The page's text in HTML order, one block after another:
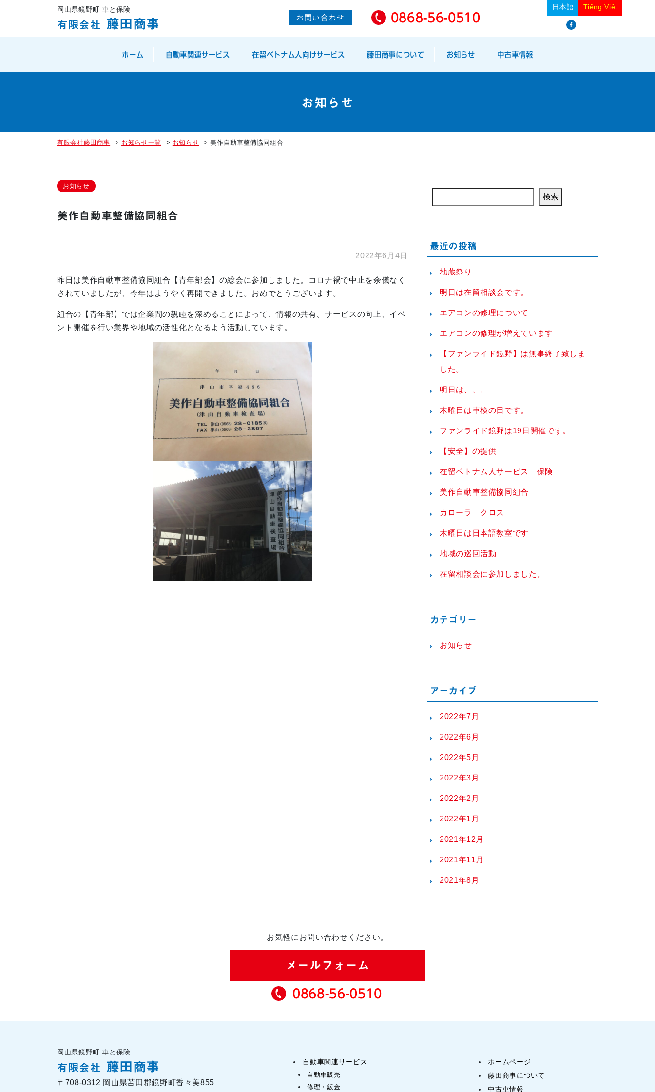
岡山県鏡野町 車と保険
有限会社 藤田商事 お問い合わせ 0868-56-0510
ホーム 自動車関連サービス 在留ベトナム人向けサービス 藤田商事について お知らせ 中古車情報
日本語 Tiếng Việt
お知らせ
有限会社藤田商事 > お知らせ一覧 > お知らせ >美作自動車整備協同組合
お知らせ
美作自動車整備協同組合
2022年6月4日
昨日は美作自動車整備協同組合【青年部会】の総会に参加しました。コロナ禍で中止を余儀なく
されていましたが、今年はようやく再開できました。おめでとうございます。
組合の【青年部】では企業間の親睦を深めることによって、情報の共有、サービスの向上、イベ
ント開催を行い業界や地域の活性化となるよう活動しています。
検索
最近の投稿
地蔵祭り
明日は在留相談会です。
エアコンの修理について
エアコンの修理が増えています
【ファンライド鏡野】は無事終了致しま
した。
明日は、、、
木曜日は車検の日です。
ファンライド鏡野は19日開催です。
【安全】の提供
在留ベトナム人サービス 保険
美作自動車整備協同組合
カローラ クロス
木曜日は日本語教室です
地域の巡回活動
在留相談会に参加しました。
カテゴリー
お知らせ
アーカイブ
2022年7月
2022年6月
2022年5月
2022年3月
2022年2月
2022年1月
2021年12月
2021年11月
2021年8月
お気軽にお問い合わせください。
メールフォーム
0868-56-0510
岡山県鏡野町 車と保険
有限会社 藤田商事
〒708-0312 岡山県苫田郡鏡野町香々美855
自動車関連サービス
自動車販売
修理・鈑金
ホームページ
藤田商事について
中古車情報